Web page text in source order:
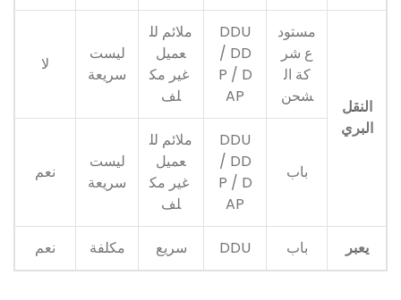
النقل
البري
مستود
ع شر
كة ال
شحن
DDU
/ DD
P / D
AP
ملائم لل
عميل
غير مك
لف
ليست
سريعة
لا
باب
DDU
/ DD
P / D
AP
ملائم لل
عميل
غير مك
لف
ليست
سريعة
نعم
يعبر باب DDU سريع مكلفة نعم